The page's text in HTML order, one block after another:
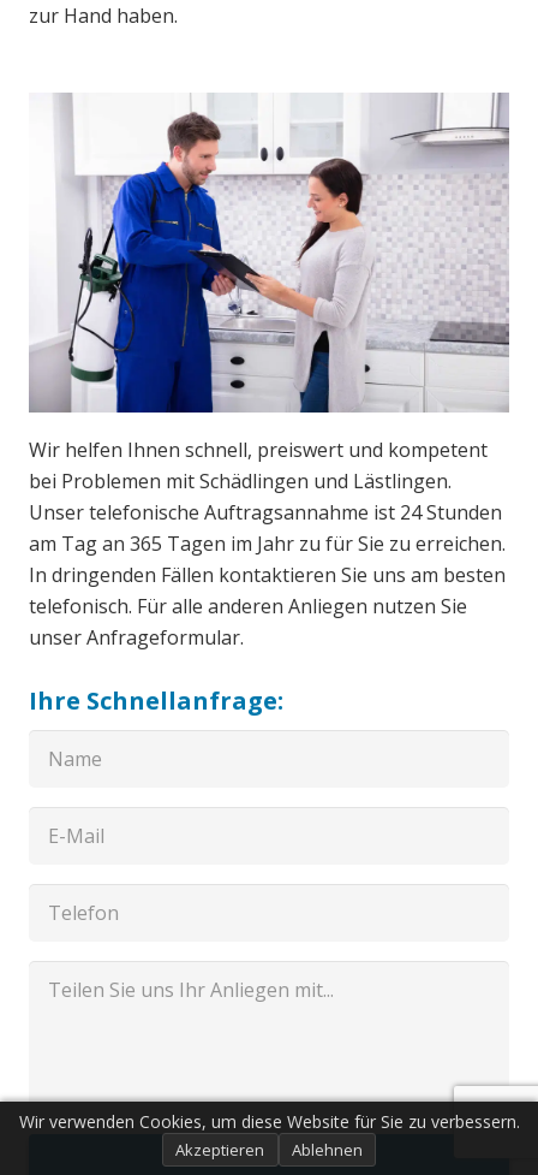
zur Hand haben.
Wir helfen Ihnen schnell, preiswert und kompetent
bei Problemen mit Schädlingen und Lästlingen.
Unser telefonische Auftragsannahme ist 24 Stunden
am Tag an 365 Tagen im Jahr zu für Sie zu erreichen.
In dringenden Fällen kontaktieren Sie uns am besten
telefonisch. Für alle anderen Anliegen nutzen Sie
unser Anfrageformular.
Ihre Schnellanfrage:
Senden
Wir verwenden Cookies, um diese Website für Sie zu verbessern.
Akzeptieren Ablehnen